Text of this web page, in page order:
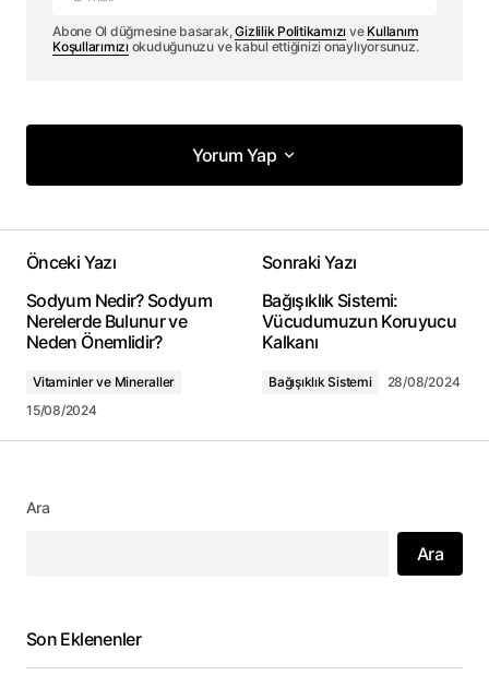
Abone Ol düğmesine basarak,Gizlilik Politikamızı ve Kullanım
Koşullarımızıokuduğunuzu ve kabul ettiğinizi onaylıyorsunuz.
Yorum Yap
Yorum Yap
Gerekli alanlar*ile işaretlenmişlerdir
Daha sonraki yorumlarımda kullanılması için adım, e-
posta adresim ve site adresim bu tarayıcıya
kaydedilsin.
Önceki Yazı
Sodyum Nedir? Sodyum
Nerelerde Bulunur ve
Neden Önemlidir?
Vitaminler ve Mineraller
15/08/2024
Sonraki Yazı
Bağışıklık Sistemi:
Vücudumuzun Koruyucu
Kalkanı
Bağışıklık Sistemi 28/08/2024
Ara
Ara
Son Eklenenler